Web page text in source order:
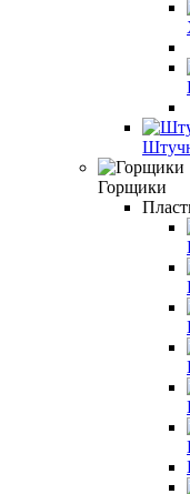
Горщики